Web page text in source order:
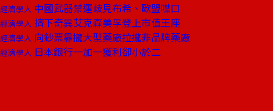
經濟學人 中國武器禁運歧見布希、歐盟噤口
經濟學人 擠下奇異艾克森美孚登上市值王座
經濟學人 向鈔票靠攏大型藥廠拉攏非品牌藥廠
經濟學人 日本銀行一加一獲利卻小於二